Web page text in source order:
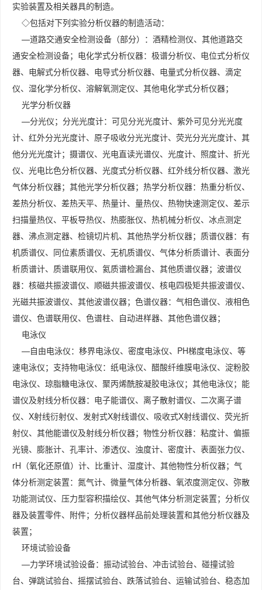
实验装置及相关器具的制造。
◇包括对下列实验分析仪器的制造活动：
—道路交通安全检测设备（部分）：酒精检测仪、其他道路交
通安全检测设备；电化学式分析仪器：极谱分析仪、电位式分析仪
器、电解式分析仪器、电导式分析仪器、电量式分析仪器、滴定
仪、湿化学分析仪、溶解氧测定仪、其他电化学式分析仪器；
光学分析仪器
—分光仪；分光光度计：可见分光光度计、紫外可见分光光度
计、红外分光光度计、原子吸收分光光度计、荧光分光光度计、其
他分光光度计；摄谱仪、光电直读光谱仪、光度计、照度计、折光
仪、光电比色分析仪器、光度式分析仪器、红外线分析仪器、激光
气体分析仪器；其他光学分析仪器；热学分析仪器：热重分析仪、
差热分析仪、差热天平、热量计、量热仪、热物快速测定仪、差示
扫描量热仪、平板导热仪、热膨胀仪、热机械分析仪、冰点测定
器、沸点测定器、检镜切片机、其他热学分析仪器；质谱仪器：有
机质谱仪、同位素质谱仪、无机质谱仪、气体分析质谱计、表面分
析质谱计、质谱联用仪、氦质谱检漏台、其他质谱仪器；波谱仪
器：核磁共振波谱仪、顺磁共振波谱仪、核电四极矩共振波谱仪、
光磁共振波谱仪、其他波谱仪器；色谱仪器：气相色谱仪、液相色
谱仪、色谱联用仪、色谱柱、自动进样器、其他色谱仪器；
电泳仪
—自由电泳仪：移界电泳仪、密度电泳仪、PH梯度电泳仪、等
速电泳仪；支持物电泳仪：纸电泳仪、醋酸纤维膜电泳仪、淀粉胶
电泳仪、琼脂糖电泳仪、聚丙烯酰胺凝胶电泳仪；其他电泳仪；能
谱仪及射线分析仪器：电子能谱仪、离子散射谱仪、二次离子谱
仪、X射线衍射仪、发射式X射线谱仪、吸收式X射线谱仪、荧光折
射仪、其他能谱仪及射线分析仪器；物性分析仪器：粘度计、偏振
光镜、膨胀计、孔率计、渗透仪、浊度计、密度计、表面张力仪、
rH（氧化还原值）计、比重计、湿度计、其他物性分析仪器；气
体分析测定装置：氮气计、微量气体分析器、氧浓度测定仪、弥散
功能测试仪、压力型容积描绘仪、其他气体分析测定装置；分析仪
器及装置零件、附件；分析仪器样品前处理装置和其他分析仪器及
装置；
环境试验设备
—力学环境试验设备：振动试验台、冲击试验台、碰撞试验
台、弹跳试验台、摇摆试验台、跌落试验台、运输试验台、稳态加